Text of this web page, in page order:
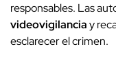
responsables. Las
videovigilanciay
esclarecer el crimen.